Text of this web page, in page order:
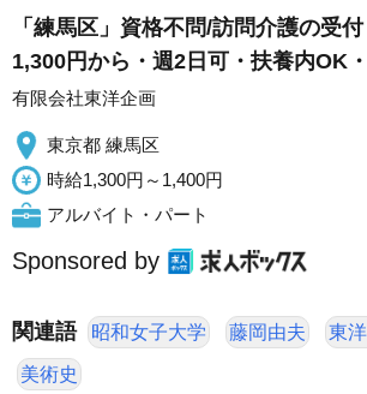
「練馬区」資格不問/訪問介護の受
1,300円から・週2日可・扶養内OK
有限会社東洋企画
東京都 練馬区
時給1,300円～1,400円
アルバイト・パート
Sponsored by
関連語 昭和女子大学 藤岡由夫 東
美術史